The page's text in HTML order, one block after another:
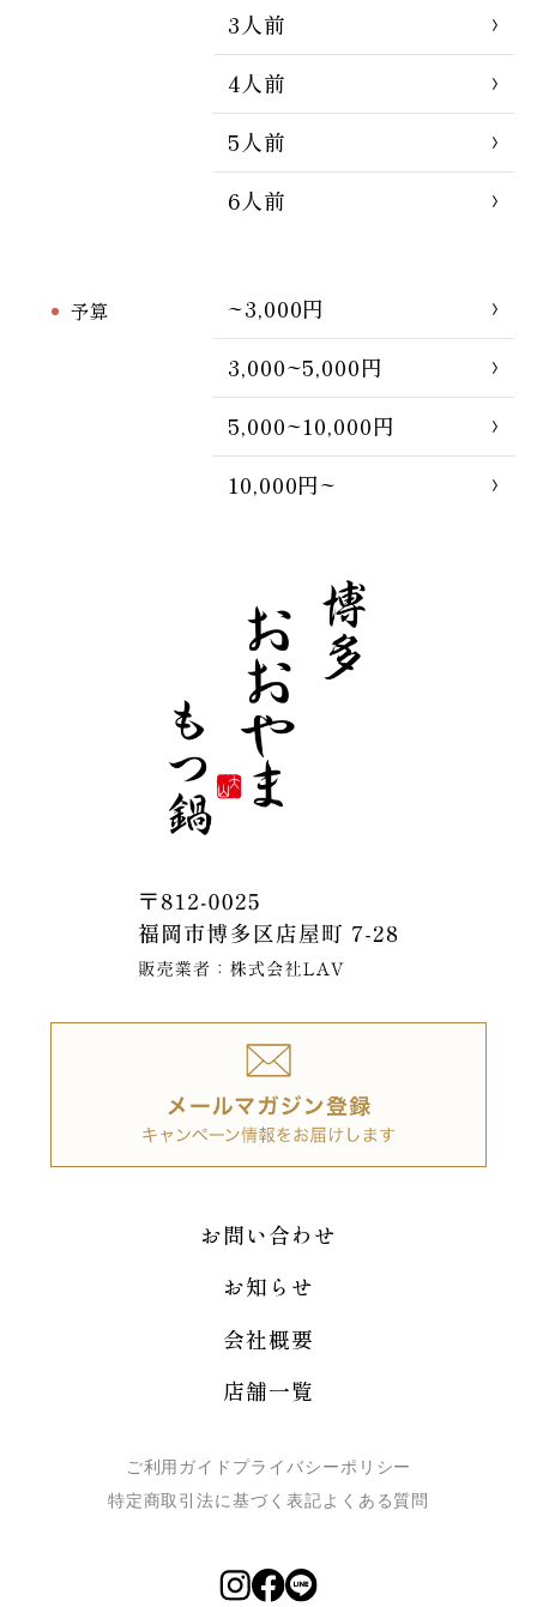
3人前
4人前
5人前
6人前
予算
~3,000円
3,000~5,000円
5,000~10,000円
10,000円~
お問い合わせ
お知らせ
会社概要
店舗一覧
ご利用ガイド プライバシーポリシー
特定商取引法に基づく表記よくある質問